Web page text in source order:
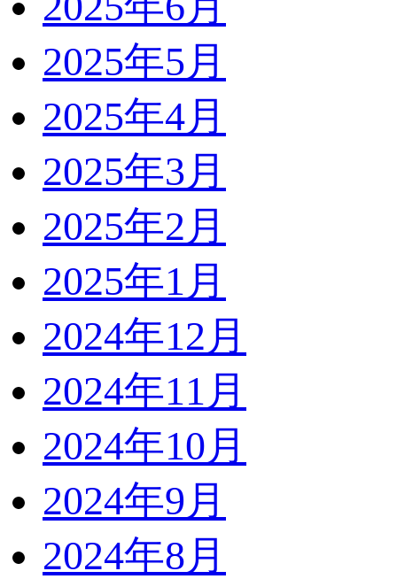
2025年5月
2025年4月
2025年3月
2025年2月
2025年1月
2024年12月
2024年11月
2024年10月
2024年9月
2024年8月